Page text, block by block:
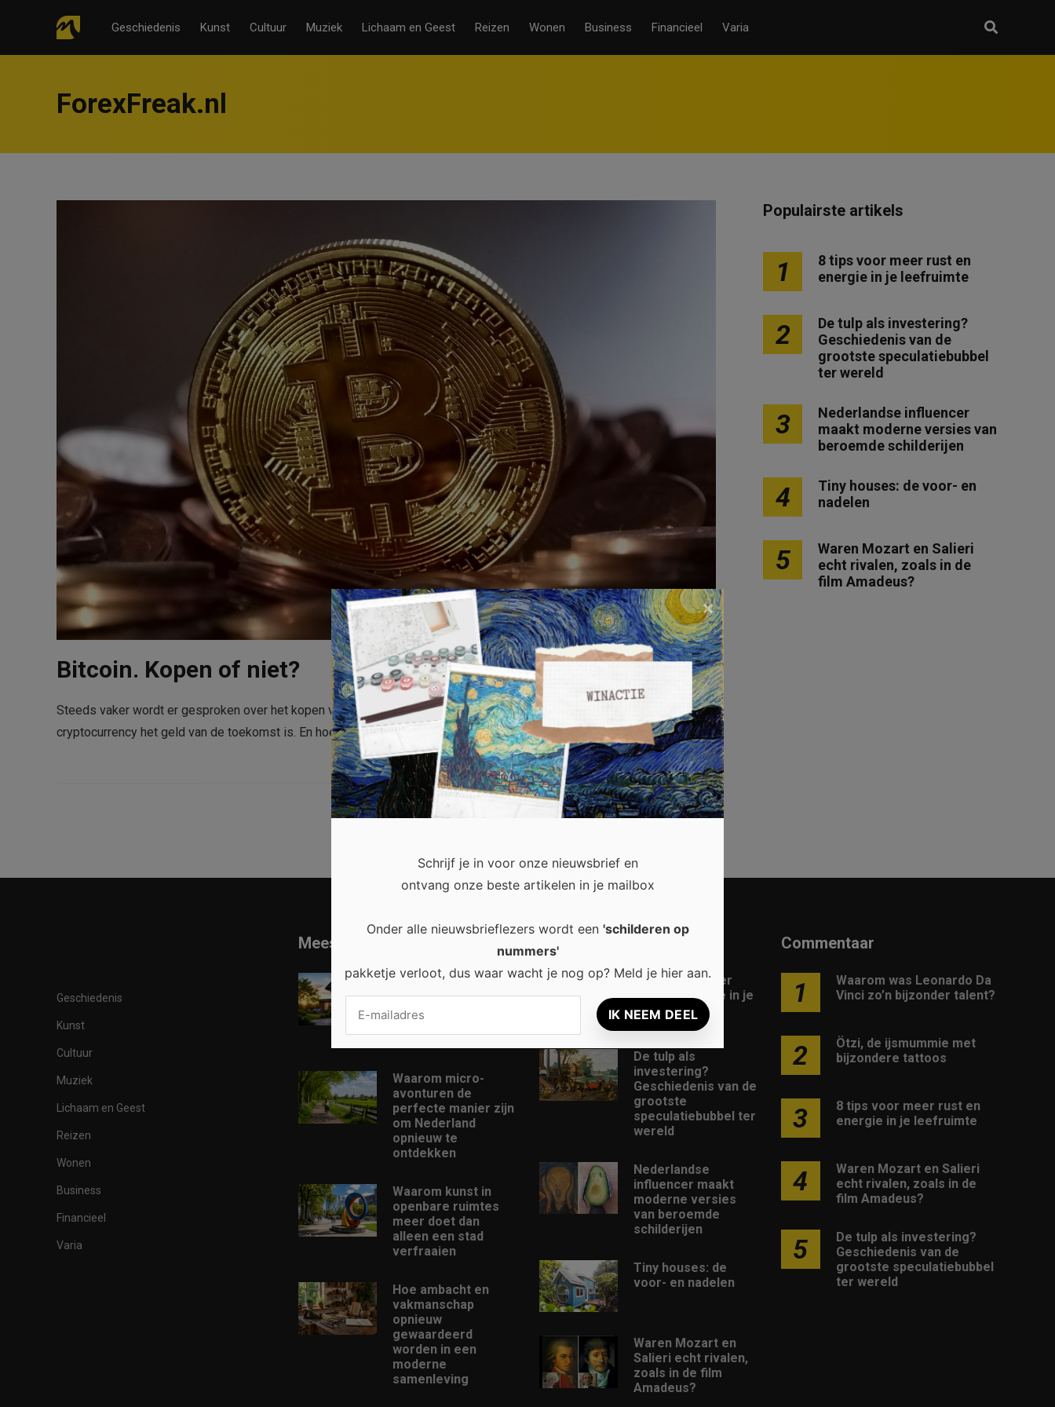
Geschiedenis Kunst Cultuur Muziek Lichaam en Geest Reizen Wonen Business Financieel Varia
ForexFreak.nl
Bitcoin. Kopen of niet?
Steeds vaker wordt er gesproken over het kopen van bitcoins en of dit wel of niet een goede investering is. Feit is, dat
cryptocurrency het geld van de toekomst is. En hoe eerder je instapt, hoe groter wellicht je kans …lees dit artikel
Populairste artikels
1
8 tips voor meer rust en
energie in je leefruimte
2
De tulp als investering?
Geschiedenis van de
grootste speculatiebubbel
ter wereld
3
Nederlandse influencer
maakt moderne versies van
beroemde schilderijen
4
Tiny houses: de voor- en
nadelen
5
Waren Mozart en Salieri
echt rivalen, zoals in de
film Amadeus?
Geschiedenis
Kunst
Cultuur
Muziek
Lichaam en Geest
Reizen
Wonen
Business
Financieel
Varia
Meest recent
Waarom een
thuisbatterij steeds
interessanter wordt
huishoudens
Waarom micro-
avonturen de
perfecte manier zijn
om Nederland
opnieuw te
ontdekken
Waarom kunst in
openbare ruimtes
meer doet dan
alleen een stad
verfraaien
Hoe ambacht en
vakmanschap
opnieuw
gewaardeerd
worden in een
moderne
samenleving
Popular
8 tips voor meer
rust en energie in je
leefruimte
De tulp als
investering?
Geschiedenis van de
grootste
speculatiebubbel ter
wereld
Nederlandse
influencer maakt
moderne versies
van beroemde
schilderijen
Tiny houses: de
voor- en nadelen
Waren Mozart en
Salieri echt rivalen,
zoals in de film
Amadeus?
Commentaar
1
Waarom was Leonardo Da
Vinci zo’n bijzonder talent?
2
Ötzi, de ijsmummie met
bijzondere tattoos
3
8 tips voor meer rust en
energie in je leefruimte
4
Waren Mozart en Salieri
echt rivalen, zoals in de
film Amadeus?
5
De tulp als investering?
Geschiedenis van de
grootste speculatiebubbel
ter wereld
Schrijf je in voor onze nieuwsbrief en
ontvang onze beste artikelen in je mailbox
Onder alle nieuwsbrieflezers wordt een 'schilderen op
nummers'
pakketje verloot, dus waar wacht je nog op? Meld je hier aan.
×